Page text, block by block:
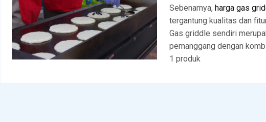
Sebenarnya,harga gas
tergantung kualitas dan
Gas griddle sendiri
pemanggang dengan
1 produk